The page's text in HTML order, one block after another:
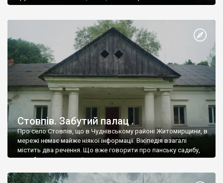
Стовпів. Забутий палац .
Про село Стовпів, що в Чуднівському районі Житомирщини, в
мережі немає майже ніякої інформації. Вікіпедія взагалі
містить два речення. Що вже говорити про панську садибу,
яка збереглась в селі.